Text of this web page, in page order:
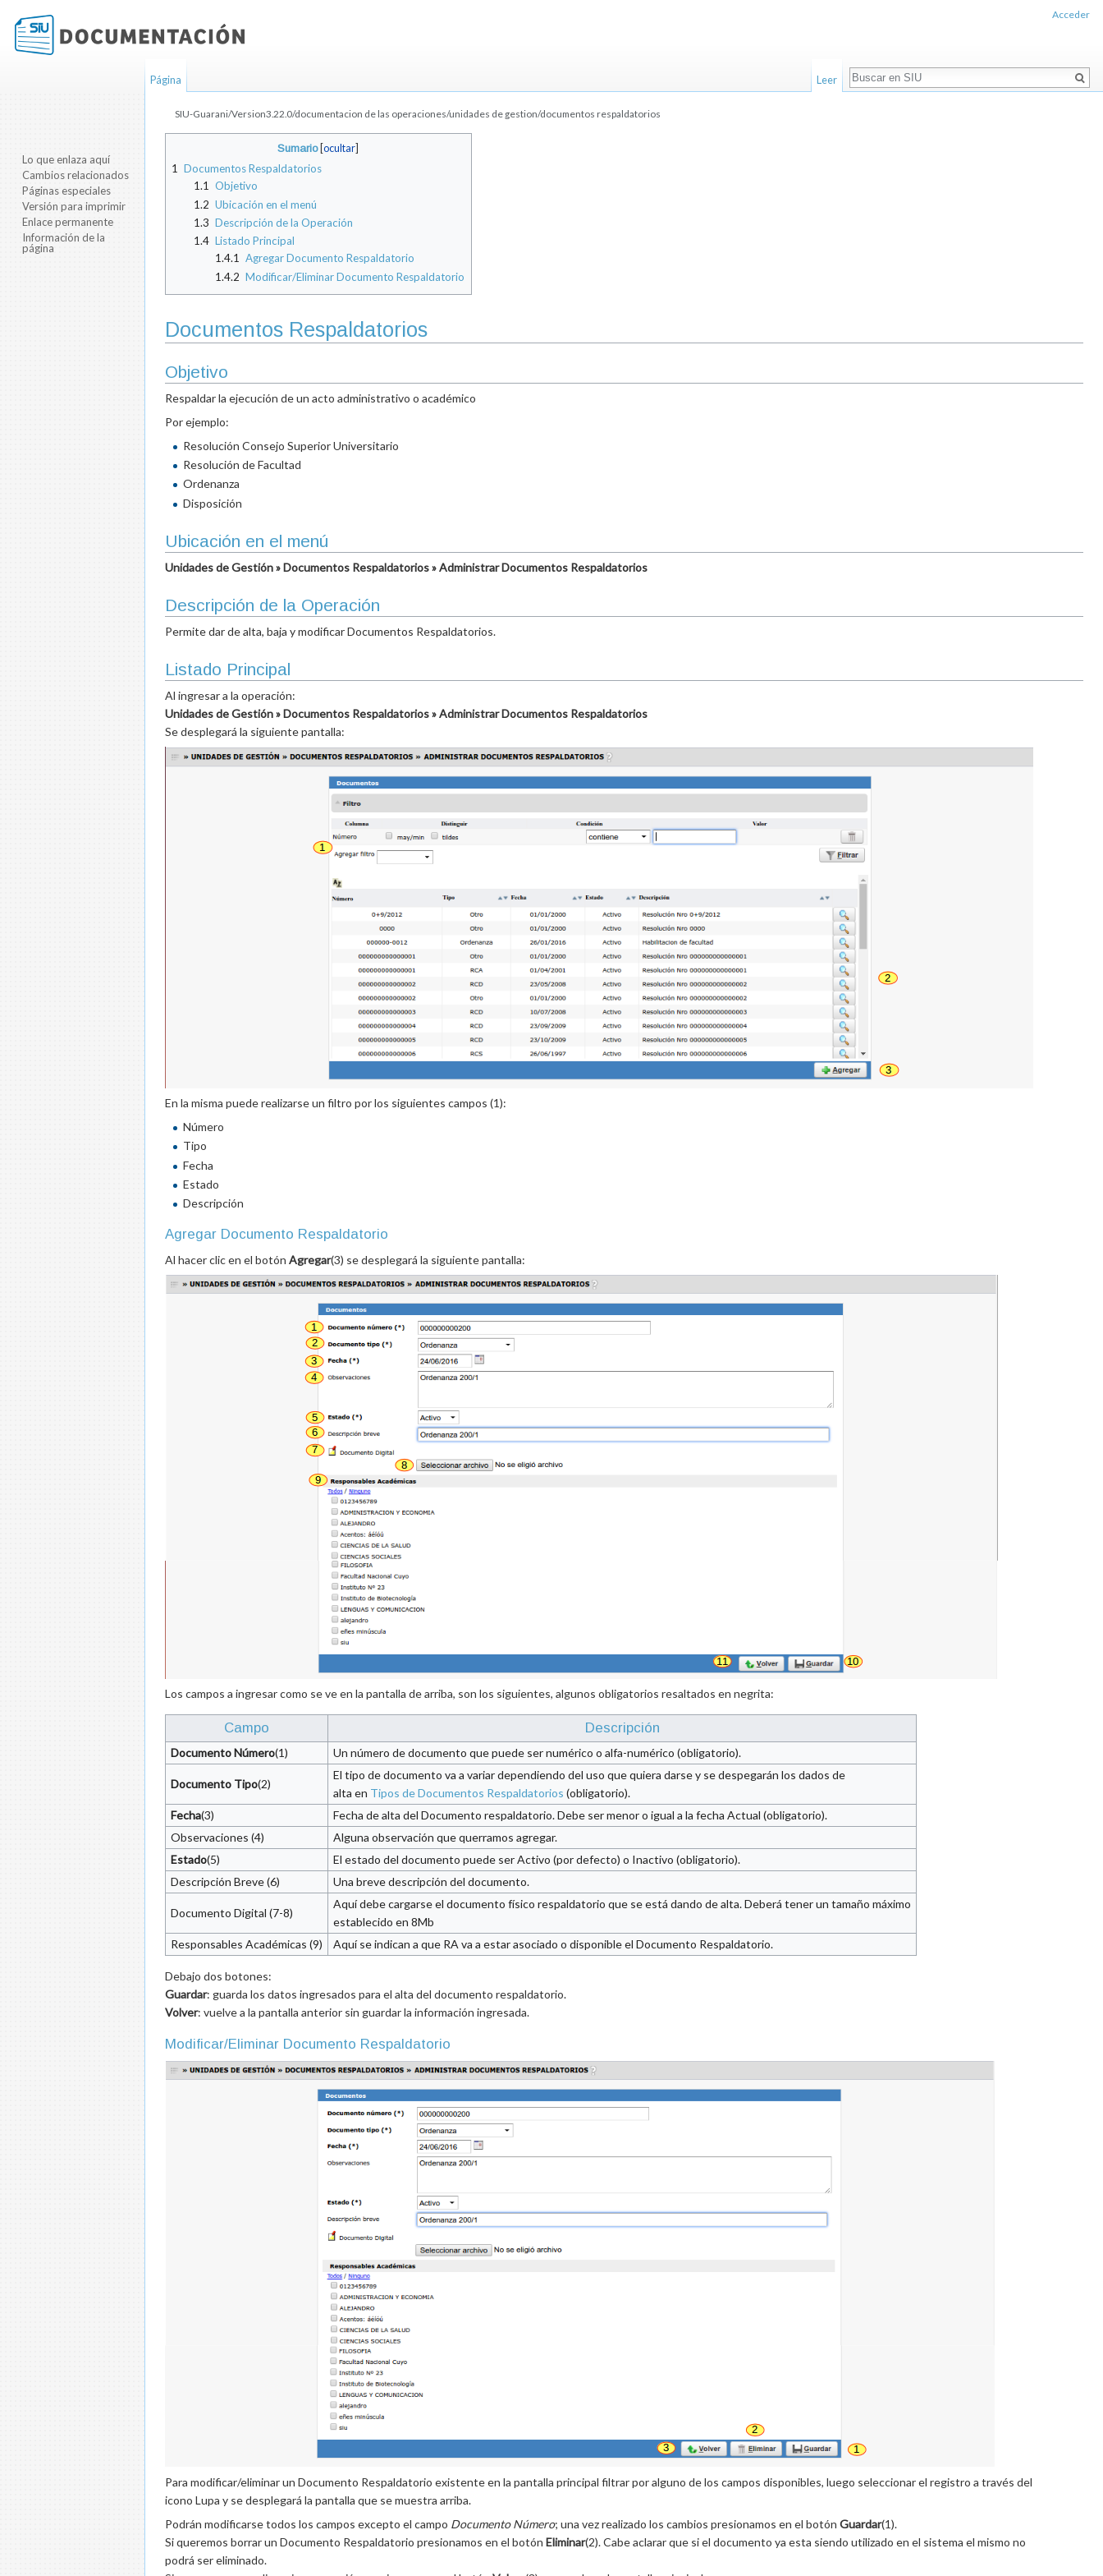
SIU-Guarani/Version3.22.0/documentacion de las operaciones/unidades de gestion/documentos respaldatorios
Sumario[ ocultar]
1 Documentos Respaldatorios
1.1 Objetivo
1.2 Ubicación en el menú
1.3 Descripción de la Operación
1.4 Listado Principal
1.4.1 Agregar Documento Respaldatorio
1.4.2 Modificar/Eliminar Documento Respaldatorio
Documentos Respaldatorios
Objetivo
Respaldar la ejecución de un acto administrativo o académico
Por ejemplo:
Resolución Consejo Superior Universitario
Resolución de Facultad
Ordenanza
Disposición
Ubicación en el menú
Unidades de Gestión » Documentos Respaldatorios » Administrar Documentos Respaldatorios
Descripción de la Operación
Permite dar de alta, baja y modificar Documentos Respaldatorios.
Listado Principal
Al ingresar a la operación:
Unidades de Gestión » Documentos Respaldatorios » Administrar Documentos Respaldatorios
Se desplegará la siguiente pantalla:
En la misma puede realizarse un filtro por los siguientes campos (1):
Número
Tipo
Fecha
Estado
Descripción
Agregar Documento Respaldatorio
Al hacer clic en el botón Agregar(3) se desplegará la siguiente pantalla:
Los campos a ingresar como se ve en la pantalla de arriba, son los siguientes, algunos obligatorios resaltados en negrita:
Campo Descripción
Documento Número(1) Un número de documento que puede ser numérico o alfa-numérico (obligatorio).
Documento Tipo(2)
El tipo de documento va a variar dependiendo del uso que quiera darse y se despegarán los dados de
alta en Tipos de Documentos Respaldatorios (obligatorio).
Fecha(3)
Fecha de alta del Documento respaldatorio. Debe ser menor o igual a la fecha Actual (obligatorio).
Observaciones (4)
Alguna observación que querramos agregar.
Estado(5)
El estado del documento puede ser Activo (por defecto) o Inactivo (obligatorio).
Descripción Breve (6)
Una breve descripción del documento.
Documento Digital (7-8)
Aquí debe cargarse el documento físico respaldatorio que se está dando de alta. Deberá tener un tamaño máximo
establecido en 8Mb
Responsables Académicas (9)
Aquí se indican a que RA va a estar asociado o disponible el Documento Respaldatorio.
Debajo dos botones:
Guardar: guarda los datos ingresados para el alta del documento respaldatorio.
Volver: vuelve a la pantalla anterior sin guardar la información ingresada.
Modificar/Eliminar Documento Respaldatorio
Para modificar/eliminar un Documento Respaldatorio existente en la pantalla principal filtrar por alguno de los campos disponibles, luego seleccionar el registro a través del
icono Lupa y se desplegará la pantalla que se muestra arriba.
Podrán modificarse todos los campos excepto el campo Documento Número; una vez realizado los cambios presionamos en el botón Guardar(1).
Si queremos borrar un Documento Respaldatorio presionamos en el botón Eliminar(2). Cabe aclarar que si el documento ya esta siendo utilizado en el sistema el mismo no
podrá ser eliminado.
Acceder
Página Leer
Buscar
Lo que enlaza aquí
Cambios relacionados
Páginas especiales
Versión para imprimir
Enlace permanente
Información de la
página